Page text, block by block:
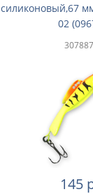
силиконовый,67
02
307887
145